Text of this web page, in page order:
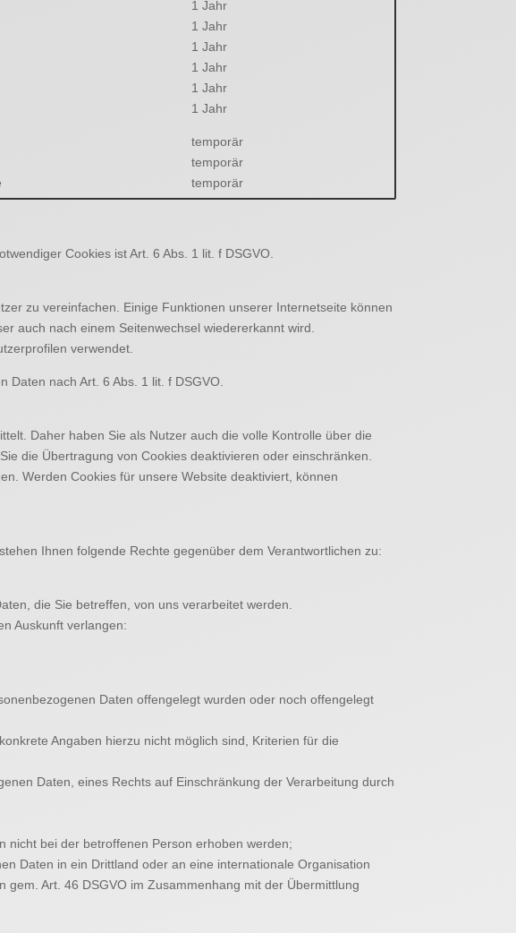
1 Jahr
1 Jahr
1 Jahr
1 Jahr
1 Jahr
1 Jahr
temporär
temporär
temporär
Cookies ist Art. 6 Abs. 1 lit. f DSGVO.
zu vereinfachen. Einige Funktionen unserer Internetseite können
auch nach einem Seitenwechsel wiedererkannt wird.
verwendet.
Daten nach Art. 6 Abs. 1 lit. f DSGVO.
Daher haben Sie als Nutzer auch die volle Kontrolle über die
die Übertragung von Cookies deaktivieren oder einschränken.
Werden Cookies für unsere Website deaktiviert, können
Ihnen folgende Rechte gegenüber dem Verantwortlichen zu:
die Sie betreffen, von uns verarbeitet werden.
Auskunft verlangen:
Daten offengelegt wurden oder noch offengelegt
Angaben hierzu nicht möglich sind, Kriterien für die
Daten, eines Rechts auf Einschränkung der Verarbeitung durch
nicht bei der betroffenen Person erhoben werden;
Daten in ein Drittland oder an eine internationale Organisation
Art. 46 DSGVO im Zusammenhang mit der Übermittlung